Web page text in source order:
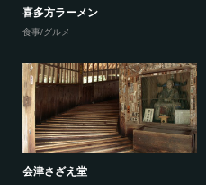
喜多方ラーメン
食事/グルメ
会津さざえ堂